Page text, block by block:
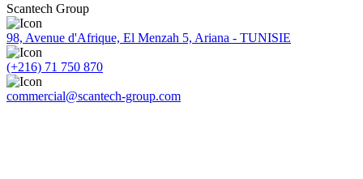
Scantech Group
98, Avenue d'Afrique, El Menzah 5, Ariana - TUNISIE
(+216) 71 750 870
commercial@scantech-group.com